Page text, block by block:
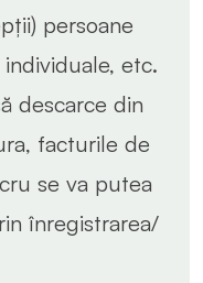
persoane
etc.
descarce din
facturile de
se va putea
înregistrarea/